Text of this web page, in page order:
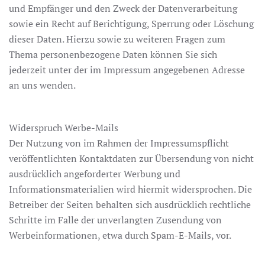
und Empfänger und den Zweck der Datenverarbeitung
sowie ein Recht auf Berichtigung, Sperrung oder Löschung
dieser Daten. Hierzu sowie zu weiteren Fragen zum
Thema personenbezogene Daten können Sie sich
jederzeit unter der im Impressum angegebenen Adresse
an uns wenden.
Widerspruch Werbe-Mails
Der Nutzung von im Rahmen der Impressumspflicht
veröffentlichten Kontaktdaten zur Übersendung von nicht
ausdrücklich angeforderter Werbung und
Informationsmaterialien wird hiermit widersprochen. Die
Betreiber der Seiten behalten sich ausdrücklich rechtliche
Schritte im Falle der unverlangten Zusendung von
Werbeinformationen, etwa durch Spam-E-Mails, vor.